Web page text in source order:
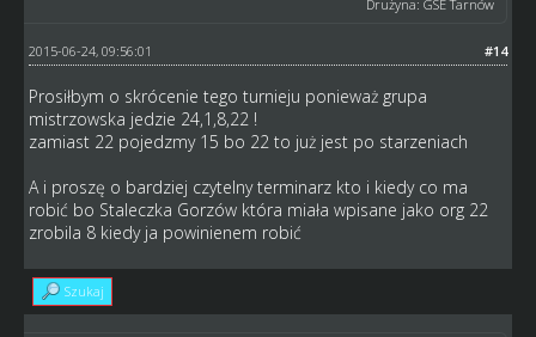
Drużyna: GSE Tarnów
#14
2015-06-24, 09:56:01
Prosiłbym o skrócenie tego turnieju ponieważ grupa
mistrzowska jedzie 24,1,8,22 !
zamiast 22 pojedzmy 15 bo 22 to już jest po starzeniach
A i proszę o bardziej czytelny terminarz kto i kiedy co ma
robić bo Staleczka Gorzów która miała wpisane jako org 22
zrobila 8 kiedy ja powinienem robić
Szukaj